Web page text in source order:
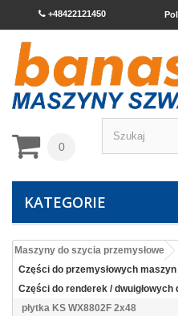
+48422121450
0
KATEGORIE
Maszyny do szycia przemysłowe
Części do przemysłowych
Części do renderek /
płytka KS WX8802F 2x48